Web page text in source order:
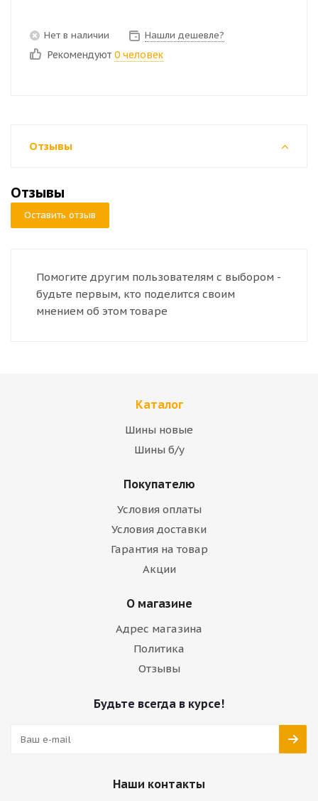
Нет в наличии Нашли дешевле?
Рекомендуют 0 человек
Отзывы
Отзывы
Оставить отзыв
Помогите другим пользователям с выбором -
будьте первым, кто поделится своим
мнением об этом товаре
Каталог
Шины новые
Шины б/у
Покупателю
Условия оплаты
Условия доставки
Гарантия на товар
Акции
О магазине
Адрес магазина
Политика
Отзывы
Будьте всегда в курсе!
Наши контакты